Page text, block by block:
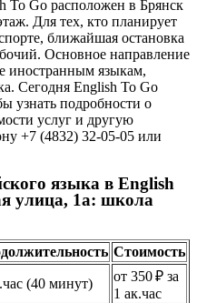
To Go расположен в Брянск
Для тех, кто планирует
ближайшая остановка
Основное направление
иностранным языкам,
Сегодня English To Go
узнать подробности о
услуг и другую
+7 (4832) 32-05-05 или
языка в English
улица, 1а: школа
Стоимость
(40 минут)
от 350 ₽ за
1 ак.час